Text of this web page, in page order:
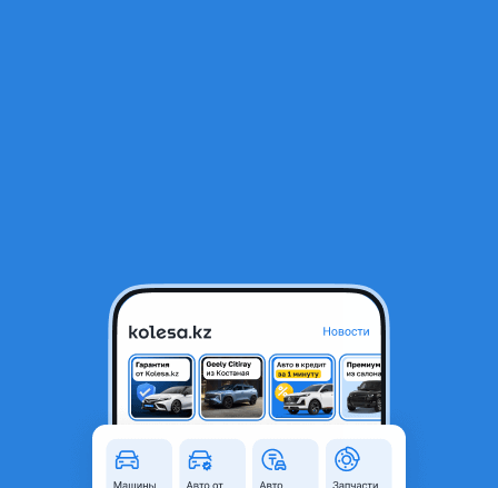
Ford Explorer 2007 года
Ежемесячный платёж